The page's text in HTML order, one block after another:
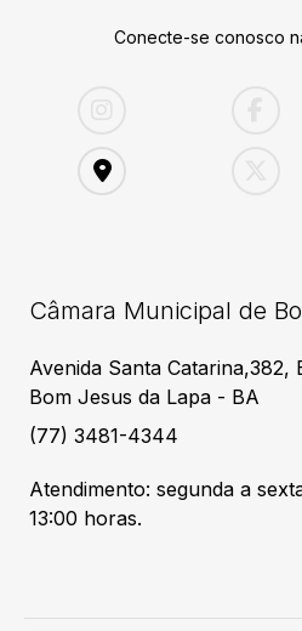
Conecte-se conosco
Câmara Municipal de
Avenida Santa
Bom Jesus da Lapa - BA
(77) 3481-4344
Atendimento: segunda a
13:00 horas.